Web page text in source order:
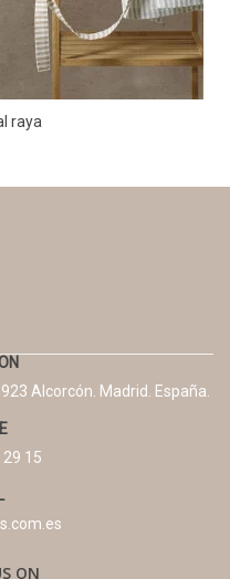
raya
Alcorcón. Madrid. España.
29 15
ON